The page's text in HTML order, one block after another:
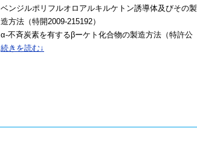
ベンジルポリフルオロアルキルケトン誘導体及びその製
造方法（特開2009-215192）
α-不斉炭素を有するβーケト化合物の製造方法（特許公
報3924621号）
続きを読む↓